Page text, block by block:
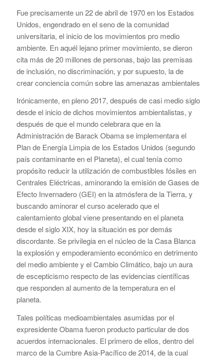
Fue precisamente un 22 de abril de 1970 en los Estados
Unidos, engendrado en el seno de la comunidad
universitaria, el inicio de los movimientos pro medio
ambiente. En aquél lejano primer movimiento, se dieron
cita más de 20 millones de personas, bajo las premisas
de inclusión, no discriminación, y por supuesto, la de
crear conciencia común sobre las amenazas ambientales
Irónicamente, en pleno 2017, después de casi medio siglo
desde el inicio de dichos movimientos ambientalistas, y
después de que el mundo celebrara que en la
Administración de Barack Obama se implementara el
Plan de Energía Limpia de los Estados Unidos (segundo
país contaminante en el Planeta), el cual tenía como
propósito reducir la utilización de combustibles fósiles en
Centrales Eléctricas, aminorando la emisión de Gases de
Efecto Invernadero (GEI) en la atmósfera de la Tierra, y
buscando aminorar el curso acelerado que el
calentamiento global viene presentando en el planeta
desde el siglo XIX, hoy la situación es por demás
discordante. Se privilegia en el núcleo de la Casa Blanca
la explosión y empoderamiento económico en detrimento
del medio ambiente y el Cambio Climático, bajo un aura
de escepticismo respecto de las evidencias científicas
que responden al aumento de la temperatura en el
planeta.
Tales políticas medioambientales asumidas por el
expresidente Obama fueron producto particular de dos
acuerdos internacionales. El primero de ellos, dentro del
marco de la Cumbre Asia-Pacífico de 2014, de la cual